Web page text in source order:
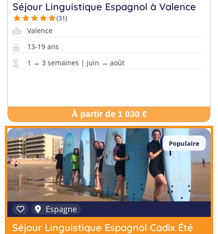
Séjour Linguistique Espagnol à Valence
(31)
Valence
13-19 ans
1 → 3 semaines | juin → août
À partir de 1 030 €
Populaire
Espagne
Séjour Linguistique Espagnol Cadix Été